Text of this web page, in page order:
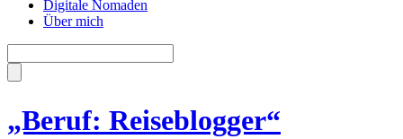
Digitale Nomaden
Über mich
„Beruf: Reiseblogger“